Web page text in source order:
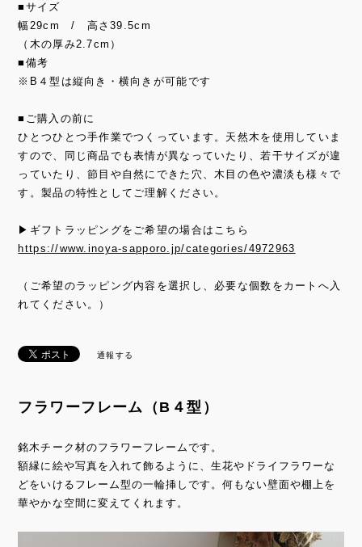
■サイズ
幅29cm / 高さ39.5cm
（木の厚み2.7cm）
■備考
※B４型は縦向き・横向きが可能です
■ご購入の前に
ひとつひとつ手作業でつくっています。天然木を使用していま
すので、同じ商品でも表情が異なっていたり、若干サイズが違
っていたり、節目や自然にできた穴、木目の色や濃淡も様々で
す。製品の特性としてご理解ください。
▶ギフトラッピングをご希望の場合はこちら
https://www.inoya-sapporo.jp/categories/4972963
（ご希望のラッピング内容を選択し、必要な個数をカートへ入
れてください。）
通報する
フラワーフレーム（B４型）
銘木チーク材のフラワーフレームです。
額縁に絵や写真を入れて飾るように、生花やドライフラワーな
どをいけるフレーム型の一輪挿しです。何もない壁面や棚上を
華やかな空間に変えてくれます。